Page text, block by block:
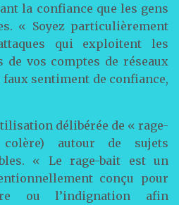
la confiance que les gens
« Soyez particulièrement
qui exploitent les
de vos comptes de réseaux
sentiment de confiance,
délibérée de « rage-
autour de sujets
« Le rage-bait est un
conçu pour
ou l’indignation afin